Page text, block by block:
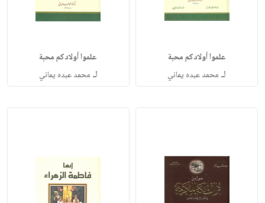
علموا أولادكم محبة
لـ محمد عبده يماني
علموا أولادكم محبة
لـ محمد عبده يماني